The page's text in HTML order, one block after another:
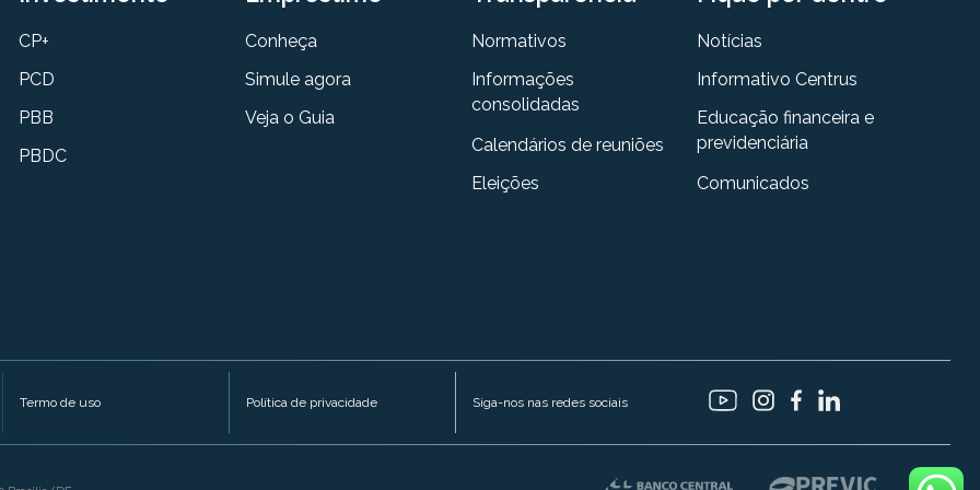
CP+
PCD
PBB
PBDC
Conheça
Simule agora
Veja o Guia
Normativos
Informações
consolidadas
Calendários de reuniões
Eleições
Notícias
Informativo Centrus
Educação financeira e
previdenciária
Comunicados
Termo de uso Política de privacidade Siga-nos nas redes sociais